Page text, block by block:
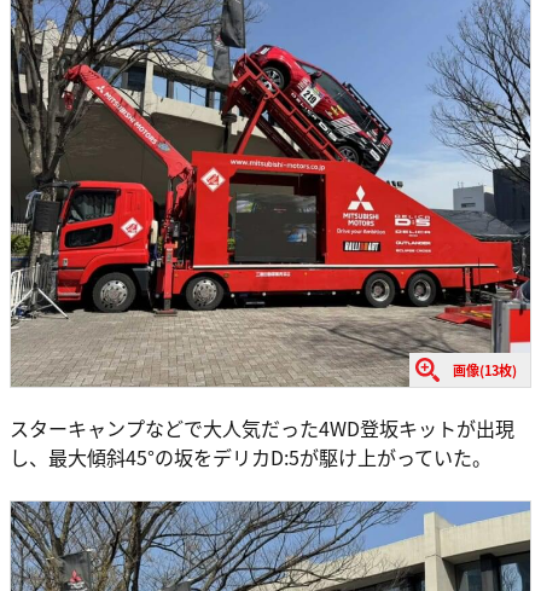
画像(13枚)
スターキャンプなどで大人気だった4WD登坂キットが出現
し、最大傾斜45°の坂をデリカD:5が駆け上がっていた。